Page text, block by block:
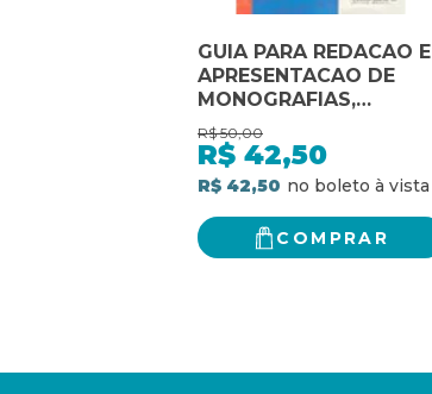
GUIA PARA REDACAO E
APRESENTACAO DE
MONOGRAFIAS,
DISSERTACOES E TESES
- 3
R$ 50,00
R$ 42,50
R$ 42,50
COMPRAR